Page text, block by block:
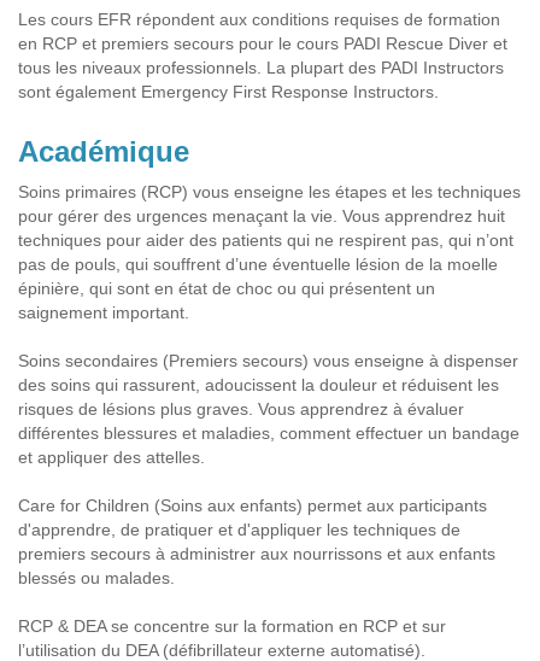
Les cours EFR répondent aux conditions requises de formation
en RCP et premiers secours pour le cours PADI Rescue Diver et
tous les niveaux professionnels. La plupart des PADI Instructors
sont également Emergency First Response Instructors.
Académique
Soins primaires (RCP) vous enseigne les étapes et les techniques
pour gérer des urgences menaçant la vie. Vous apprendrez huit
techniques pour aider des patients qui ne respirent pas, qui n’ont
pas de pouls, qui souffrent d’une éventuelle lésion de la moelle
épinière, qui sont en état de choc ou qui présentent un
saignement important.
Soins secondaires (Premiers secours) vous enseigne à dispenser
des soins qui rassurent, adoucissent la douleur et réduisent les
risques de lésions plus graves. Vous apprendrez à évaluer
différentes blessures et maladies, comment effectuer un bandage
et appliquer des attelles.
Care for Children (Soins aux enfants) permet aux participants
d'apprendre, de pratiquer et d'appliquer les techniques de
premiers secours à administrer aux nourrissons et aux enfants
blessés ou malades.
RCP & DEA se concentre sur la formation en RCP et sur
l’utilisation du DEA (défibrillateur externe automatisé).